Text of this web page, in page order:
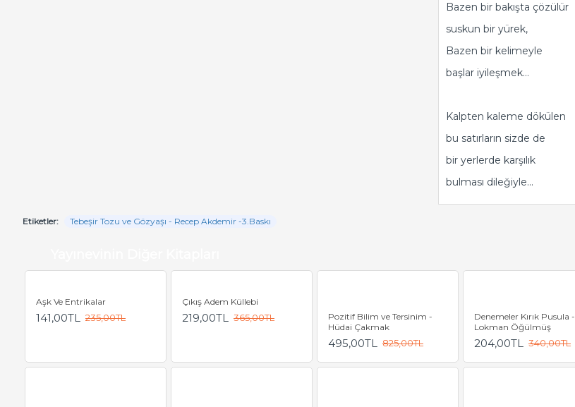
Bazen bir bakışta çözülür
suskun bir yürek,
Bazen bir kelimeyle
başlar iyileşmek...
Kalpten kaleme dökülen
bu satırların sizde de
bir yerlerde karşılık
bulması dileğiyle...
Etiketler: Tebeşir Tozu ve Gözyaşı - Recep Akdemir -3.Baskı
Aşk Ve Entrikalar
141,00TL 235,00TL
Çıkış Adem Küllebi
219,00TL 365,00TL
Pozitif Bilim ve Tersinim -
Hüdai Çakmak
495,00TL 825,00TL
Denemeler Kırık Pusula -
Lokman Öğülmüş
204,00TL 340,00TL